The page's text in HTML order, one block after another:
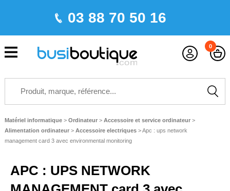
03 88 70 50 16
0
Matériel informatique > Ordinateur > Accessoire et service ordinateur >
Alimentation ordinateur > Accessoire electriques>Apc : ups network
management card 3 avec environmental monitoring
APC : UPS NETWORK